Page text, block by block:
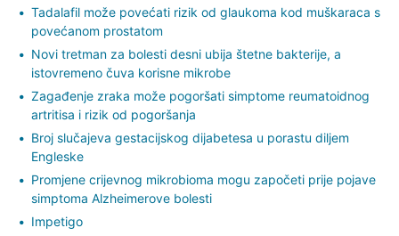
Tadalafil može povećati rizik od glaukoma kod muškaraca s
povećanom prostatom
Novi tretman za bolesti desni ubija štetne bakterije, a
istovremeno čuva korisne mikrobe
Zagađenje zraka može pogoršati simptome reumatoidnog
artritisa i rizik od pogoršanja
Broj slučajeva gestacijskog dijabetesa u porastu diljem
Engleske
Promjene crijevnog mikrobioma mogu započeti prije pojave
simptoma Alzheimerove bolesti
Impetigo